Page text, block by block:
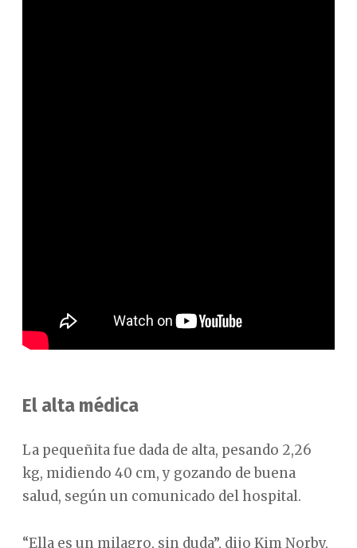
El alta médica
La pequeñita fue dada de alta, pesando 2,26
kg, midiendo 40 cm, y gozando de buena
salud, según un comunicado del hospital.
“Ella es un milagro, sin duda”, dijo Kim Norby,